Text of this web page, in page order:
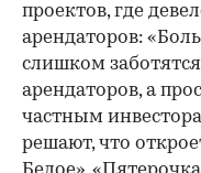
проектов, где
арендаторов:
слишком
арендаторов, а
частным
решают, что